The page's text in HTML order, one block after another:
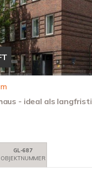
- ideal als
GL-687
OBJEKTNUMMER